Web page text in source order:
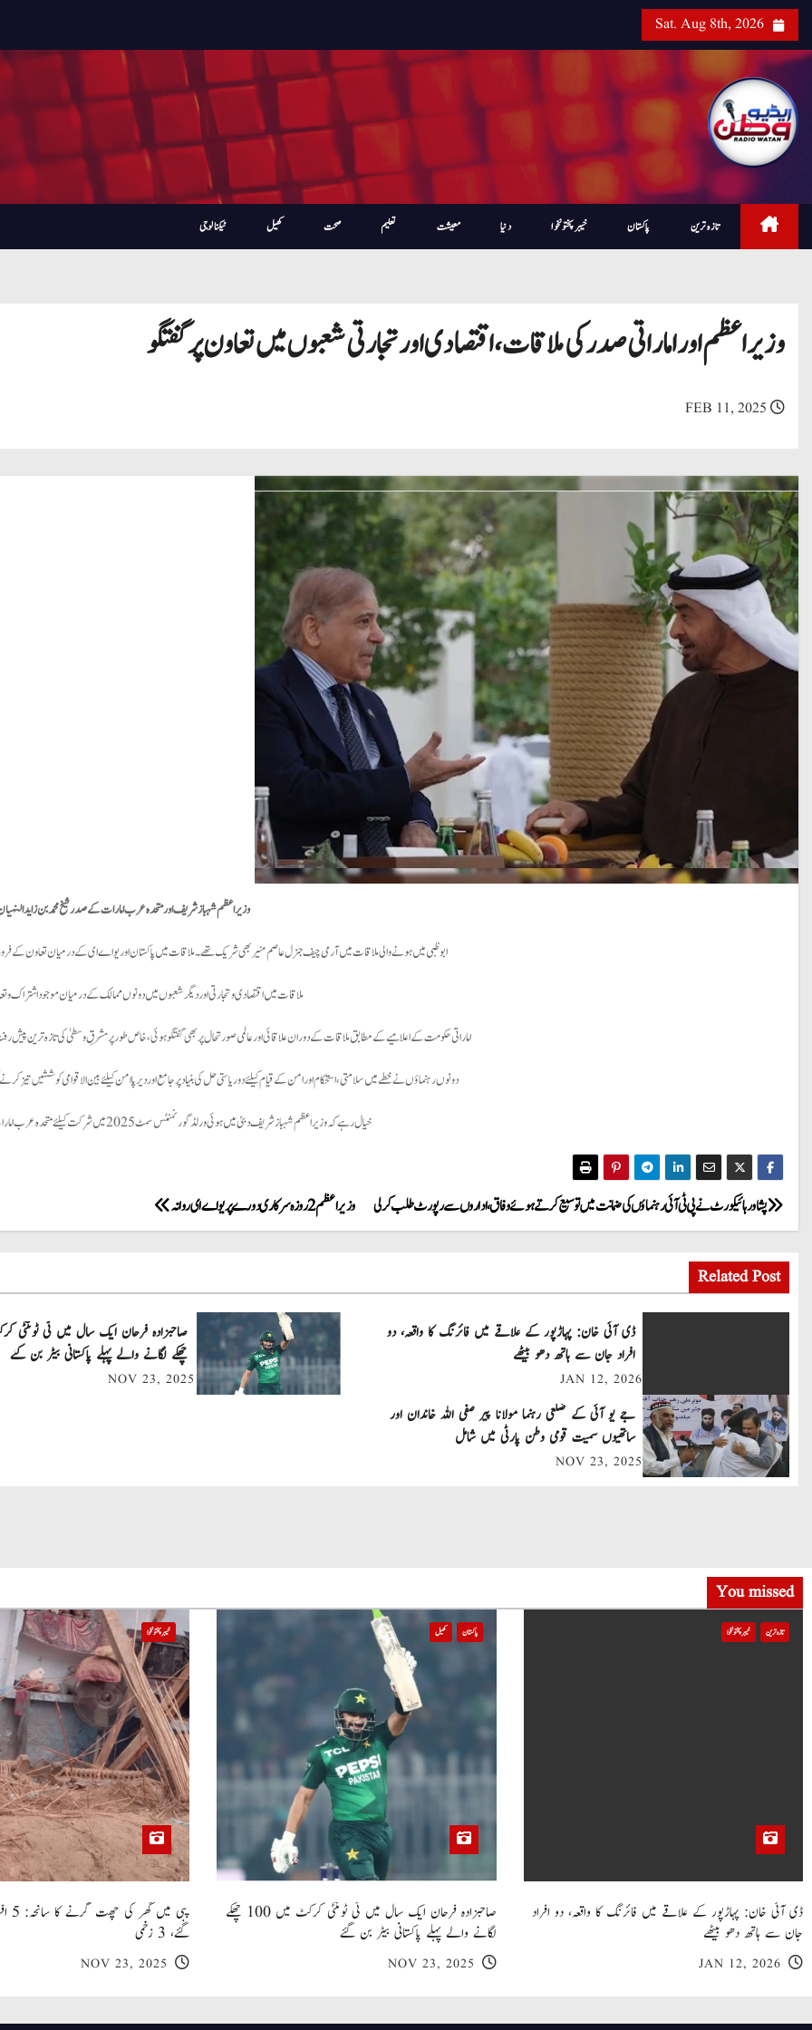
i
Sat. Aug 8th, 2026
تازہ ترین پاکستان خیبرپختونخوا دنیا معیشت تعلیم صحت کھیل ٹیکنالوجی
وزیر اعظم اور اماراتی صدر کی ملاقات، اقتصادی اور تجارتی شعبوں میں تعاون پر گفتگو
وزیر اعظم شہبازشریف اور متحدہ عرب امارات کے صدر شیخ محمد بن زاید
ابوظبی میں ہونے والی ملاقات میں آرمی چیف جنرل عاصم منیر بھی شریک تھے۔ ملاقات میں پاکستان اور یو اے ای کے درمیان تعاون کے فروغ
ملاقات میں اقتصادی و تجارتی اوردیگرشعبوں میں دونوں ممالک کے درمیان موجوداشتراک
اماراتی حکومت کے اعلامیے کے مطابق ملاقات کے دوران علاقائی اور عالمی صورتحال پر بھی گفتگو ہوئی، خاص طور پر مشرقِ وسطیٰ کی تازہ ترین پیش رفت
دونوں رہنماؤں نے خطے میں سلامتی، استحکام اور امن کے قیام کیلئے دو ریاستی حل کی بنیاد پر جامع اور دیرپا امن کیلئے بین الاقوامی کوششیں تیز
خیال رہے کہ وزیراعظم شہباز شریف دبئی میں ہوئی ورلڈ گورنمنٹس سمٹ 2025 میں شرکت کیلئے متحدہ عرب امارات کے دورے پر ہیں۔
P
o
s
a
v
i
t
i
وزیر اعظم 2 روزہ سرکاری دورے پر یو اے ای روانہ پشاور ہائیکورٹ نے پی ٹی آئی رہنماؤں کی ضمانت میں توسیع کرتے ہوئے وفاق، اداروں سے رپورٹ طلب کرلی
Related Post
ڈی آئی خان: پہاڑپور کے علاقے میں فائرنگ کا واقعہ، دو
افراد جان سے ہاتھ دھو بیٹھے
JAN 12, 2026
چھکے لگانے والے پہلے پاکستانی بیٹر بن گئے
NOV 23, 2025
جے یو آئی کے ضلعی رہنما مولانا پیر صفی اللہ خاندان اور
ساتھیوں سمیت قومی وطن پارٹی میں شامل
NOV 23, 2025
You missed
تازہ ترین خیبر پختونخوا
ڈی آئی خان: پہاڑپور کے علاقے میں فائرنگ کا واقعہ، دو افراد
جان سے ہاتھ دھو بیٹھے
JAN 12, 2026
پاکستان کھیل
صاحبزادہ فرحان ایک سال میں ٹی ٹوئنٹی کرکٹ میں 100 چھکے
لگانے والے پہلے پاکستانی بیٹر بن گئے
NOV 23, 2025
خیبر پختونخوا
گئے، 3 زخمی
NOV 23, 2025